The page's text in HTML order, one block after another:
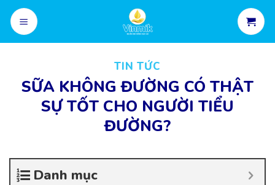
Skip
content
TIN TỨC
SỮA KHÔNG ĐƯỜNG CÓ THẬT
SỰ TỐT CHO NGƯỜI TIỂU
ĐƯỜNG?
Danh mục